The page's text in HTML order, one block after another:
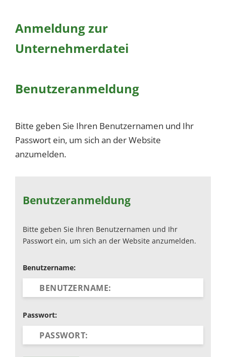
Anmeldung zur
Unternehmerdatei
Benutzeranmeldung
Bitte geben Sie Ihren Benutzernamen und Ihr
Passwort ein, um sich an der Website
anzumelden.
Benutzeranmeldung
Bitte geben Sie Ihren Benutzernamen und Ihr
Passwort ein, um sich an der Website anzumelden.
Benutzername:
Passwort: